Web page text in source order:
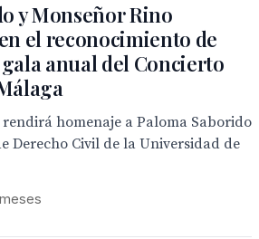
y Monseñor Rino
el reconocimiento de
anual del Concierto
homenaje a Paloma Saborido
Derecho Civil de la Universidad de